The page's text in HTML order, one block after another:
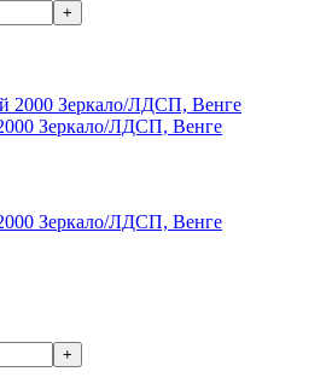
+
Зеркало/ЛДСП, Венге
Зеркало/ЛДСП, Венге
+